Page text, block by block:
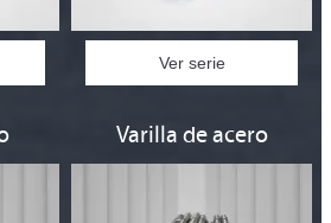
Ver serie
Varilla de acero